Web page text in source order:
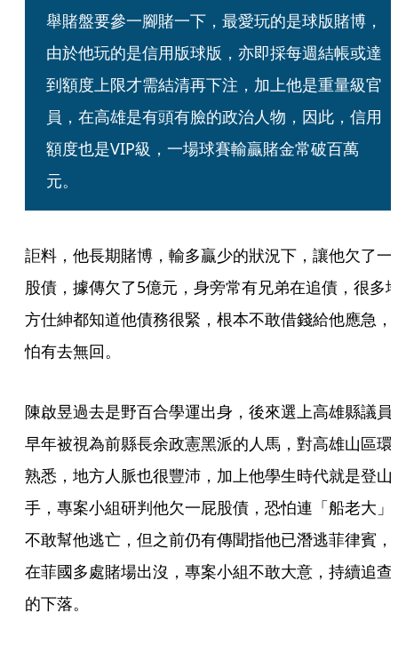
舉賭盤要參一腳賭一下，最愛玩的是球版賭博，
由於他玩的是信用版球版，亦即採每週結帳或達
到額度上限才需結清再下注，加上他是重量級官
員，在高雄是有頭有臉的政治人物，因此，信用
額度也是VIP級，一場球賽輸贏賭金常破百萬
元。
詎料，他長期賭博，輸多贏少的狀況下，讓他欠了一
股債，據傳欠了5億元，身旁常有兄弟在追債，很多
方仕紳都知道他債務很緊，根本不敢借錢給他應急，
怕有去無回。
陳啟昱過去是野百合學運出身，後來選上高雄縣議員
早年被視為前縣長余政憲黑派的人馬，對高雄山區環
熟悉，地方人脈也很豐沛，加上他學生時代就是登山
手，專案小組研判他欠一屁股債，恐怕連「船老大」
不敢幫他逃亡，但之前仍有傳聞指他已潛逃菲律賓，
在菲國多處賭場出沒，專案小組不敢大意，持續追查
的下落。